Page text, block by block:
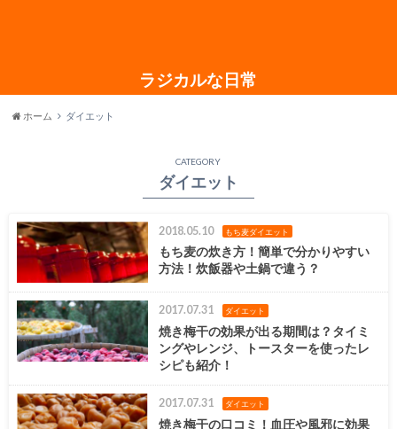
ラジカルな日常
ホーム ダイエット
CATEGORY
ダイエット
2018.05.10 もち麦ダイエット
もち麦の炊き方！簡単で分かりやすい
方法！炊飯器や土鍋で違う？
2017.07.31 ダイエット
焼き梅干の効果が出る期間は？タイミ
ングやレンジ、トースターを使ったレ
シピも紹介！
2017.07.31 ダイエット
焼き梅干の口コミ！血圧や風邪に効果